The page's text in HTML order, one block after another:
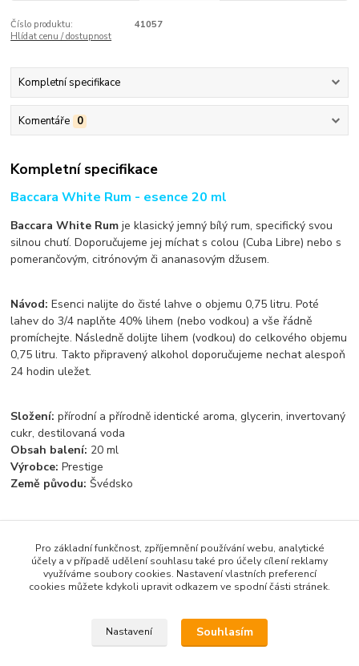
Číslo produktu:
41057
Hlídat cenu / dostupnost
Kompletní specifikace
Komentáře 0
Kompletní specifikace
Baccara White Rum - esence 20 ml
Baccara White Rum je klasický jemný bílý rum, specifický svou
silnou chutí. Doporučujeme jej míchat s colou (Cuba Libre) nebo s
pomerančovým, citrónovým či ananasovým džusem.
Návod: Esenci nalijte do čisté lahve o objemu 0,75 litru. Poté
lahev do 3/4 naplňte 40% lihem (nebo vodkou) a vše řádně
promíchejte. Následně dolijte lihem (vodkou) do celkového objemu
0,75 litru. Takto připravený alkohol doporučujeme nechat alespoň
24 hodin uležet.
Složení: přírodní a přírodně identické aroma, glycerin, invertovaný
cukr, destilovaná voda
Obsah balení: 20 ml
Výrobce: Prestige
Země původu:Švédsko
Zboží zařazeno v kategoriích
Světové esence
Pro základní funkčnost, zpříjemnění používání webu, analytické
účely a v případě udělení souhlasu také pro účely cílení reklamy
využíváme soubory cookies. Nastavení vlastních preferencí
cookies můžete kdykoli upravit odkazem ve spodní části stránek.
Nastavení Souhlasím